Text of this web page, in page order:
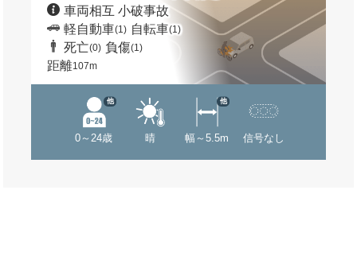
車両相互 小破事故
軽自動車(1) 自転車(1)
死亡(0) 負傷(1)
距離107m
0～24歳
他
晴 幅～5.5m
他
信号なし